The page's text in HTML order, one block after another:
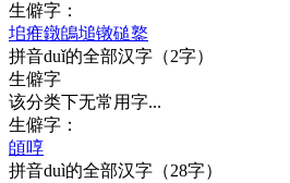
生僻字：
垖痽鐓鴭塠镦磓鐜
拼音duǐ的全部汉字 （2字）
生僻字
该分类下无常用字...
生僻字：
頧啍
拼音duì的全部汉字 （28字）